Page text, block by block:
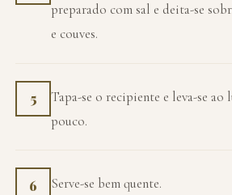
preparado com sal e deita-se
e couves.
5
Tapa-se o recipiente e leva-se ao
pouco.
6 Serve-se bem quente.